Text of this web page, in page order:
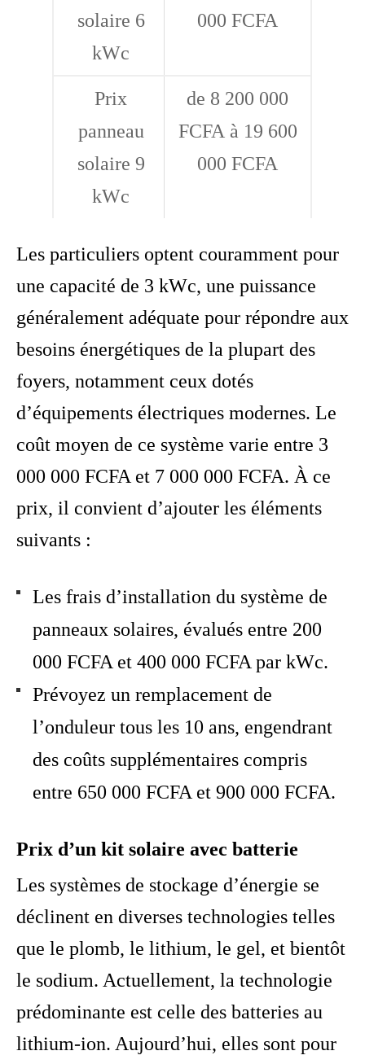
solaire 6
kWc
000 FCFA
Prix
panneau
solaire 9
kWc
de 8 200 000
FCFA à 19 600
000 FCFA
Les particuliers optent couramment pour
une capacité de 3 kWc, une puissance
généralement adéquate pour répondre aux
besoins énergétiques de la plupart des
foyers, notamment ceux dotés
d’équipements électriques modernes. Le
coût moyen de ce système varie entre 3
000 000 FCFA et 7 000 000 FCFA. À ce
prix, il convient d’ajouter les éléments
suivants :
Les frais d’installation du système de
panneaux solaires, évalués entre 200
000 FCFA et 400 000 FCFA par kWc.
Prévoyez un remplacement de
l’onduleur tous les 10 ans, engendrant
des coûts supplémentaires compris
entre 650 000 FCFA et 900 000 FCFA.
Prix d’un kit solaire avec batterie
Les systèmes de stockage d’énergie se
déclinent en diverses technologies telles
que le plomb, le lithium, le gel, et bientôt
le sodium. Actuellement, la technologie
prédominante est celle des batteries au
lithium-ion. Aujourd’hui, elles sont pour